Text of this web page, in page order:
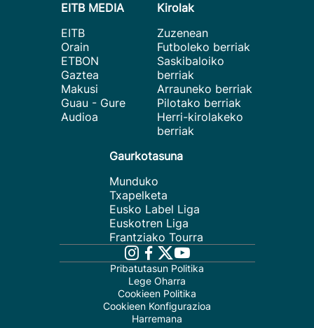
EITB MEDIA
EITB
Orain
ETBON
Gaztea
Makusi
Guau - Gure
Audioa
Kirolak
Zuzenean
Futboleko berriak
Saskibaloiko
berriak
Arrauneko berriak
Pilotako berriak
Herri-kirolakeko
berriak
Gaurkotasuna
Munduko
Txapelketa
Eusko Label Liga
Euskotren Liga
Frantziako Tourra
Pribatutasun Politika
Lege Oharra
Cookieen Politika
Cookieen Konfigurazioa
Harremana